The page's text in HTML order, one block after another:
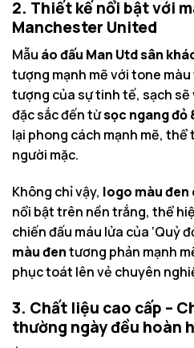
2. Thiết kế nổi bật với
Manchester United
Mẫu áo đấu Man Utd sân
tượng mạnh mẽ với tone màu
tượng của sự tinh tế, sạch sẽ
đặc sắc đến từsọc ngang đỏ
lại phong cách mạnh mẽ,
người mặc.
Không chỉ vậy, logo màu đen
nổi bật trên nền trắng, thể
chiến đấu máu lửa của ‘Quỷ
màu đentương phản mạnh
phục toát lên vẻ chuyên
3. Chất liệu cao cấp –
thường ngày đều hoàn